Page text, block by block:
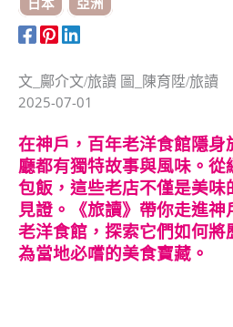
文_鄺介文/旅讀 圖_陳育陞/旅讀
2025-07-01
在神戶，百年老洋食館隱身
廳都有獨特故事與風味。從
包飯，這些老店不僅是美味
見證。《旅讀》帶你走進神
老洋食館，探索它們如何將
為當地必嚐的美食寶藏。